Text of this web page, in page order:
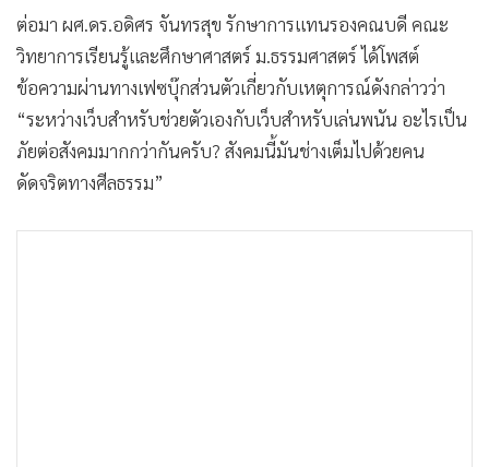
• Celeb Online
• Factcheck
• ญี่ปุ่น
• News1
• Gotomanager
ต่อมา ผศ.ดร.อดิศร จันทรสุข รักษาการแทนรองคณบดี คณะ
วิทยาการเรียนรู้และศึกษาศาสตร์ ม.ธรรมศาสตร์ ได้โพสต์
ข้อความผ่านทางเฟซบุ๊กส่วนตัวเกี่ยวกับเหตุการณ์ดังกล่าวว่า
“ระหว่างเว็บสำหรับช่วยตัวเองกับเว็บสำหรับเล่นพนัน อะไรเป็น
ภัยต่อสังคมมากกว่ากันครับ? สังคมนี้มันช่างเต็มไปด้วย​คน
ดัดจริตทางศีลธรรม”